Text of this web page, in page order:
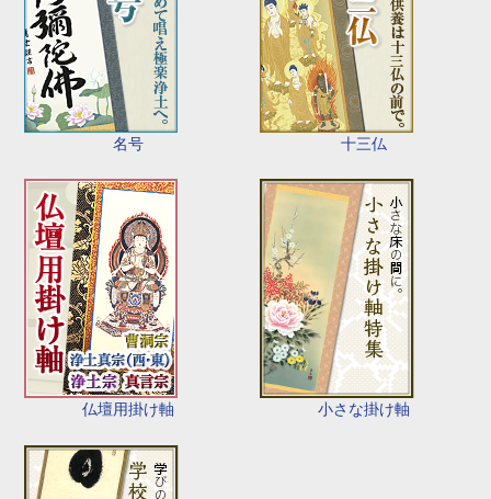
名号 十三仏
仏壇用掛け軸 小さな掛け軸